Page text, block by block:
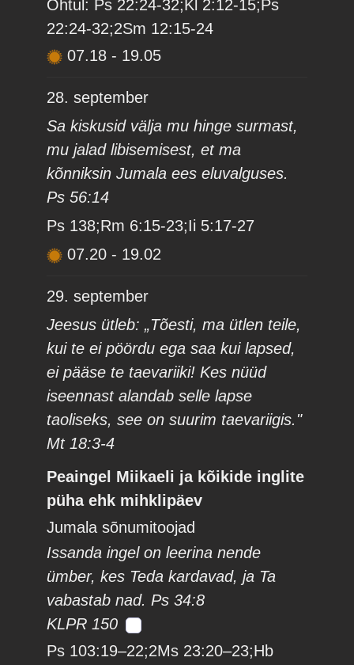
Õhtul: Ps 22:24-32;Kl 2:12-15;Ps
22:24-32;2Sm 12:15-24
07.18 - 19.05
28. september
Sa kiskusid välja mu hinge surmast,
mu jalad libisemisest, et ma
kõnniksin Jumala ees eluvalguses.
Ps 56:14
Ps 138;Rm 6:15-23;Ii 5:17-27
07.20 - 19.02
29. september
Jeesus ütleb: „Tõesti, ma ütlen teile,
kui te ei pöördu ega saa kui lapsed,
ei pääse te taevariiki! Kes nüüd
iseennast alandab selle lapse
taoliseks, see on suurim taevariigis."
Mt 18:3-4
Peaingel Miikaeli ja kõikide inglite
püha ehk mihklipäev
Jumala sõnumitoojad
Issanda ingel on leerina nende
ümber, kes Teda kardavad, ja Ta
vabastab nad. Ps 34:8
KLPR 150
Ps 103:19–22;2Ms 23:20–23;Hb